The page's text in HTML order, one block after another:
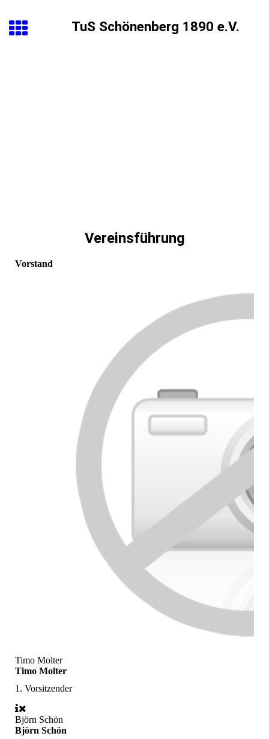
TuS Schönenberg 1890 e.V.
Vereinsführung
Vorstand
Timo Molter
Timo Molter
1. Vorsitzender
Björn Schön
Björn Schön